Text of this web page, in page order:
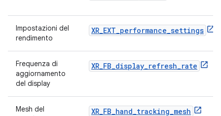
Impostazioni del
rendimento
XR_EXT_performance_settings
Frequenza di
aggiornamento
del display
XR_FB_display_refresh_rate
Mesh del
XR_FB_hand_tracking_mesh